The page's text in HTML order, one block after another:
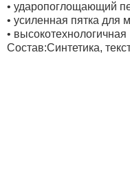
• ударопоглощающий
• усиленная пятка для
•
Состав:Синтетика,